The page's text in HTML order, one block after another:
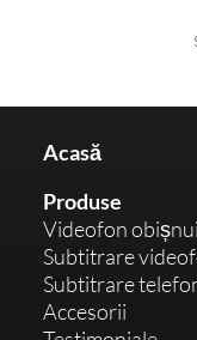
Acasă
Produse
Videofon
Subtitrare
Subtitrare
Accesorii